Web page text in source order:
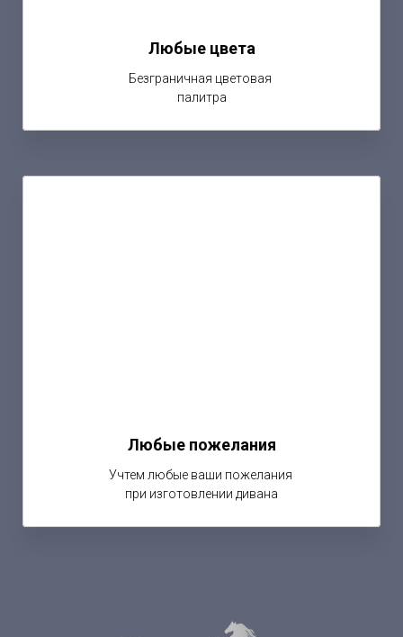
Любые цвета
Безграничная цветовая
палитра
Любые пожелания
Учтем любые ваши пожелания
при изготовлении дивана